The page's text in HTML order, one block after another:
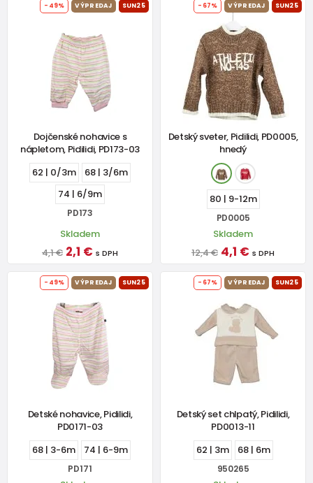
-49% VÝPREDAJ SUN25
Dojčenské nohavice s
nápletom, Pidilidi, PD173-03
62 | 0/3m
68 | 3/6m
74 | 6/9m
PD173
Skladem
4,1 € 2,1 € s DPH
-67% VÝPREDAJ SUN25
Detský sveter, Pidilidi, PD0005,
hnedý
80 | 9-12m
PD0005
Skladem
12,4 € 4,1 € s DPH
-49% VÝPREDAJ SUN25
Detské nohavice, Pidilidi,
PD0171-03
68 | 3-6m
74 | 6-9m
PD171
-67% VÝPREDAJ SUN25
Detský set chlpatý, Pidilidi,
PD0013-11
62 | 3m
68 | 6m
950265